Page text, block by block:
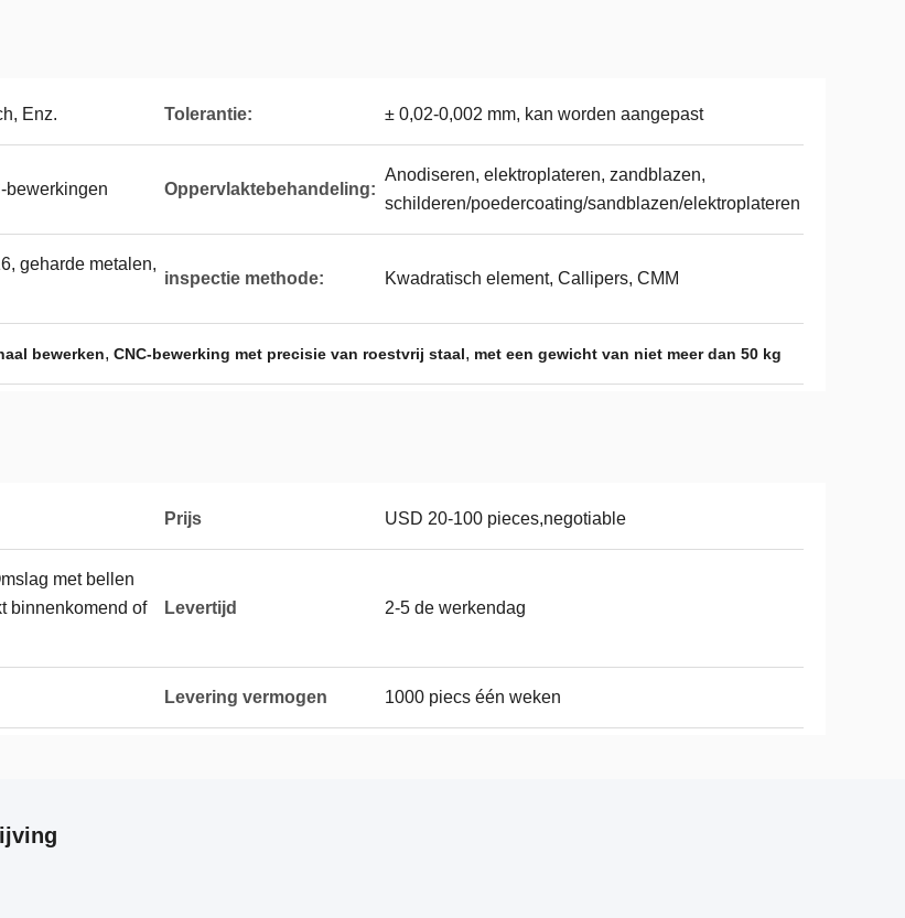
Enz. Tolerantie: ± 0,02-0,002 mm, kan worden aangepast
bewerkingen Oppervlaktebehandeling:
Anodiseren, elektroplateren, zandblazen,
schilderen/poedercoating/sandblazen/elektroplateren
geharde metalen,
inspectie methode: Kwadratisch element, Callipers, CMM
bewerken, CNC-bewerking met precisie van roestvrij staal, met een gewicht van niet meer dan 50 kg
Prijs USD 20-100 pieces,negotiable
met bellen
binnenkomend of
Levertijd 2-5 de werkendag
Levering vermogen 1000 piecs één weken